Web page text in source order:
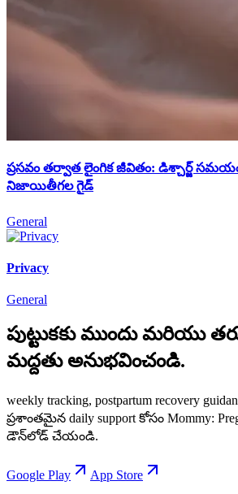
ప్రసవం తర్వాత లైంగిక జీవితం: డిశ్చార్జ్
నిజాయితీగల గైడ్
General
Privacy
General
పుట్టుకకు ముందు మరియు
మద్దతు అనుభవించండి.
weekly tracking, postpartum recovery
ప్రశాంతమైన daily support కోసం Mommy:
డౌన్‌లోడ్ చేయండి.
Google Play
App Store